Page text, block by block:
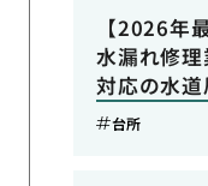
【2026年
水漏れ修
対応の水
台所